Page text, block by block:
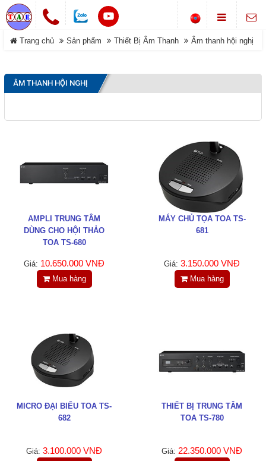
Chuông cửa không dây
Khóa cổng điện tử
Smarthome-Điện thông minh
Thông tin Chuông báo
Trang chủ Sản phẩm Thiết Bị Âm Thanh Âm thanh hội nghị
ÂM THANH HỘI NGHỊ
AMPLI TRUNG TÂM
DÙNG CHO HỘI THẢO
TOA TS-680
Giá: 10.650.000 VNĐ
Mua hàng
MÁY CHỦ TỌA TOA TS-
681
Giá: 3.150.000 VNĐ
Mua hàng
MICRO ĐẠI BIỂU TOA TS-
682
Giá: 3.100.000 VNĐ
THIẾT BỊ TRUNG TÂM
TOA TS-780
Giá: 22.350.000 VNĐ
DANH MỤC
Trang chủ
Sản phẩm
Giới thiệu
Tải về
Tin tức
Đóng
TRÊN MẠNG XÃ HỘI
Facebook
LIÊN HỆ
Địa chỉ
đường Phan Trọng Tuệ, Xã
Điện thoại
©COPYRIGHT 2019. ALL RIGHTS RESERVED